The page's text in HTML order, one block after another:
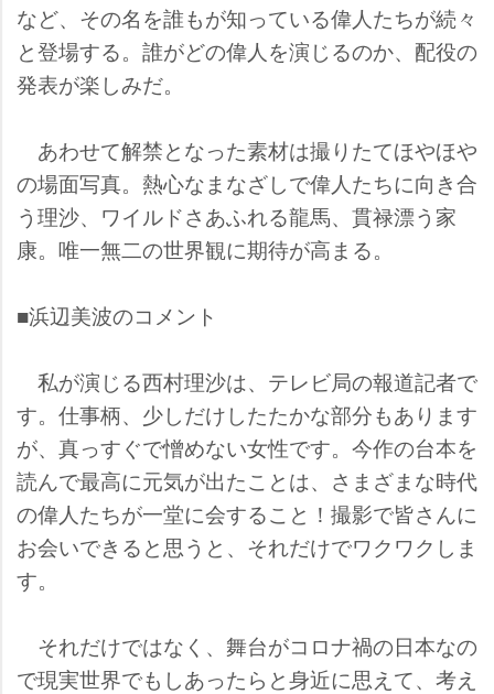
など、その名を誰もが知っている偉人たちが続々
と登場する。誰がどの偉人を演じるのか、配役の
発表が楽しみだ。
あわせて解禁となった素材は撮りたてほやほ
の場面写真。熱心なまなざしで偉人たちに向き合
う理沙、ワイルドさあふれる龍馬、貫禄漂う家
康。唯一無二の世界観に期待が高まる。
■浜辺美波のコメント
私が演じる西村理沙は、テレビ局の報道記者で
す。仕事柄、少しだけしたたかな部分もあります
が、真っすぐで憎めない女性です。今作の台本を
読んで最高に元気が出たことは、さまざまな時代
の偉人たちが一堂に会すること！撮影で皆さんに
お会いできると思うと、それだけでワクワクしま
す。
それだけではなく、舞台がコロナ禍の日本なの
で現実世界でもしあったらと身近に思えて、考え